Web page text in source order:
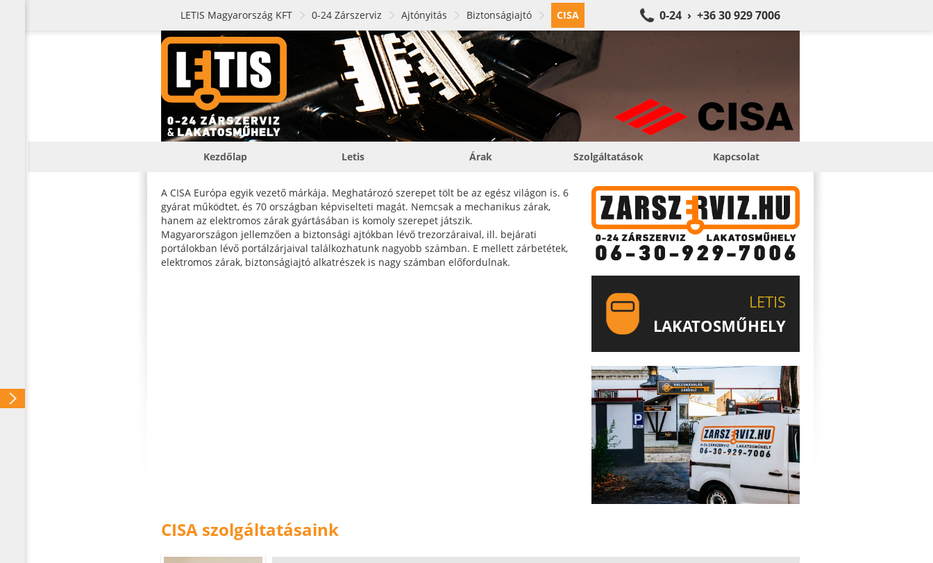
LETIS Magyarország KFT 0-24 Zárszerviz Ajtónyitás Biztonságiajtó CISA 0-24 › +36 30 929 7006
Kezdőlap Letis Árak Szolgáltatások Kapcsolat
A CISA Európa egyik vezető márkája. Meghatározó szerepet tölt be az egész világon is. 6
gyárat működtet, és 70 országban képviselteti magát. Nemcsak a mechanikus zárak,
hanem az elektromos zárak gyártásában is komoly szerepet játszik.
Magyarországon jellemzően a biztonsági ajtókban lévő trezorzáraival, ill. bejárati
portálokban lévő portálzárjaival találkozhatunk nagyobb számban. E mellett zárbetétek,
elektromos zárak, biztonságiajtó alkatrészek is nagy számban előfordulnak.
LETIS
LAKATOSMŰHELY
LAKATOSMŰHELYÜNK TERMÉKEIT IS!
CISA szolgáltatásaink